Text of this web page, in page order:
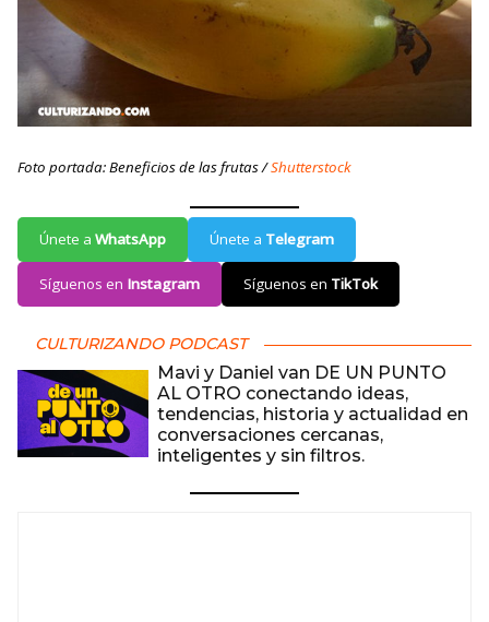
Foto portada: Beneficios de las frutas /Shutterstock
Únete a WhatsApp Únete a Telegram
Síguenos en Instagram Síguenos en TikTok
CULTURIZANDO PODCAST
Mavi y Daniel van DE UN PUNTO
AL OTRO conectando ideas,
tendencias, historia y actualidad en
conversaciones cercanas,
inteligentes y sin filtros.